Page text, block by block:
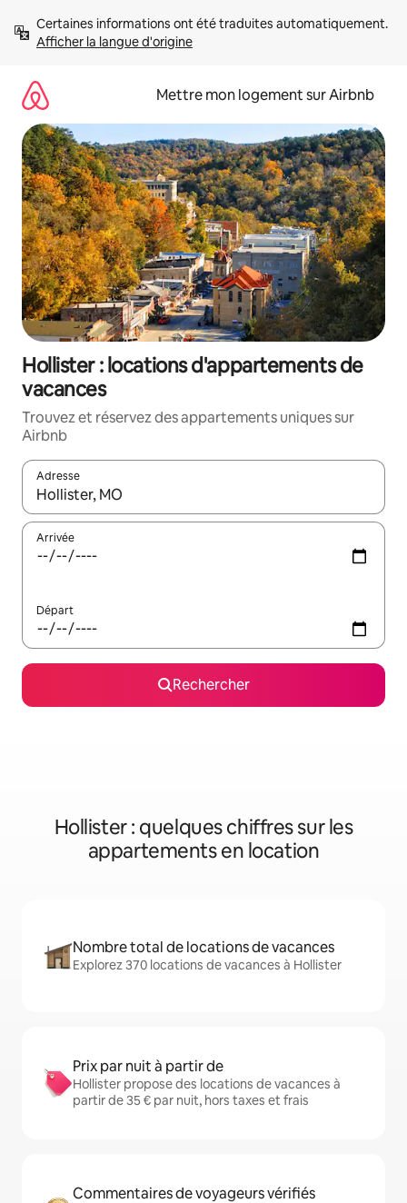
directement
Afficher la langue d'origine
Mettre mon logement sur Airbnb
Hollister : locations d'appartements de
vacances
Trouvez et réservez des appartements uniques sur
Airbnb
Adresse
Lorsque les résultats s'affichent, utilisez les flèches vers le
Arrivée
Départ
Rechercher
Hollister : quelques chiffres sur les
appartements en location
Nombre total de locations de vacances
Explorez 370 locations de vacances à Hollister
Prix par nuit à partir de
Hollister propose des locations de vacances à
partir de 35 € par nuit, hors taxes et frais
Commentaires de voyageurs vérifiés